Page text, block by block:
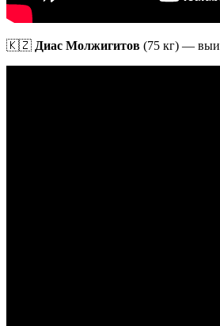
🇰🇿 Диас Молжигитов (75 кг) —